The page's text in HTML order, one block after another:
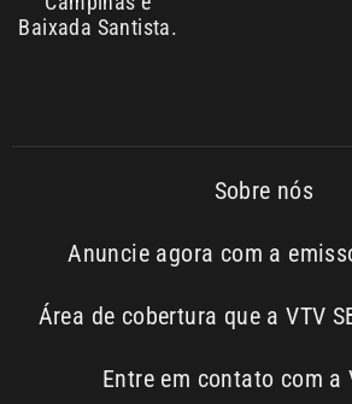
Entre em contato com a
01.773.119.0001-60